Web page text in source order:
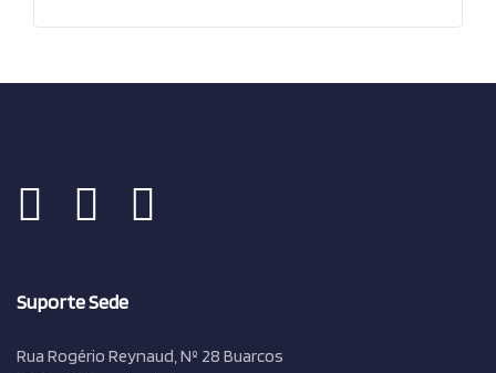
Suporte Sede
Rua Rogério Reynaud, Nº 28 Buarcos